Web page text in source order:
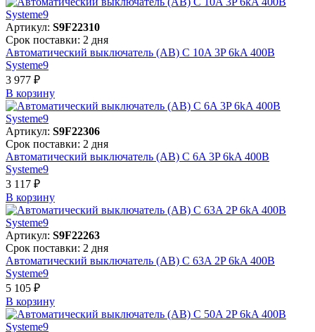
Артикул: S9F22310
Срок поставки: 2 дня
Автоматический выключатель (АВ) C 10A 3P 6kA 400В
Systeme9
3 977 ₽
В корзинy
Артикул: S9F22306
Срок поставки: 2 дня
Автоматический выключатель (АВ) C 6A 3P 6kA 400В
Systeme9
3 117 ₽
В корзинy
Артикул: S9F22263
Срок поставки: 2 дня
Автоматический выключатель (АВ) C 63A 2P 6kA 400В
Systeme9
5 105 ₽
В корзинy